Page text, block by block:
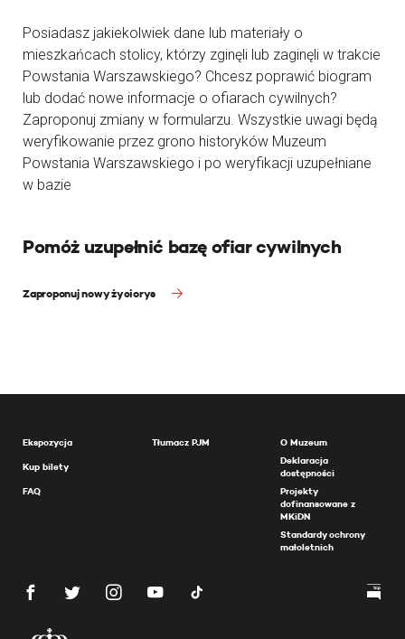
Posiadasz jakiekolwiek dane lub materiały o
mieszkańcach stolicy, którzy zginęli lub zaginęli w trakcie
Powstania Warszawskiego? Chcesz poprawić biogram
lub dodać nowe informacje o ofiarach cywilnych?
Zaproponuj zmiany w formularzu. Wszystkie uwagi będą
weryfikowanie przez grono historyków Muzeum
Powstania Warszawskiego i po weryfikacji uzupełniane
w bazie
Pomóż uzupełnić bazę ofiar cywilnych
Zaproponuj nowy życiorys
Ekspozycja
Kup bilety
FAQ
Tłumacz PJM
O Muzeum
Deklaracja
dostępności
Projekty
dofinansowane z
MKiDN
Standardy ochrony
małoletnich